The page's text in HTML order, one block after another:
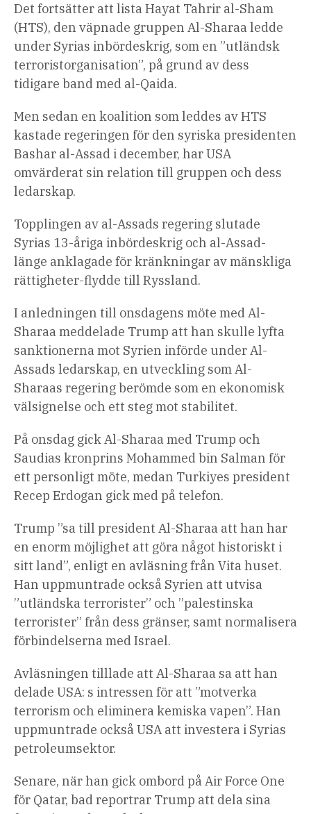
Det fortsätter att lista Hayat Tahrir al-Sham
(HTS), den väpnade gruppen Al-Sharaa ledde
under Syrias inbördeskrig, som en ”utländsk
terroristorganisation”, på grund av dess
tidigare band med al-Qaida.
Men sedan en koalition som leddes av HTS
kastade regeringen för den syriska presidenten
Bashar al-Assad i december, har USA
omvärderat sin relation till gruppen och dess
ledarskap.
Topplingen av al-Assads regering slutade
Syrias 13-åriga inbördeskrig och al-Assad-
länge anklagade för kränkningar av mänskliga
rättigheter-flydde till Ryssland.
I anledningen till onsdagens möte med Al-
Sharaa meddelade Trump att han skulle lyfta
sanktionerna mot Syrien införde under Al-
Assads ledarskap, en utveckling som Al-
Sharaas regering berömde som en ekonomisk
välsignelse och ett steg mot stabilitet.
På onsdag gick Al-Sharaa med Trump och
Saudias kronprins Mohammed bin Salman för
ett personligt möte, medan Turkiyes president
Recep Erdogan gick med på telefon.
Trump ”sa till president Al-Sharaa att han har
en enorm möjlighet att göra något historiskt i
sitt land”, enligt en avläsning från Vita huset.
Han uppmuntrade också Syrien att utvisa
”utländska terrorister” och ”palestinska
terrorister” från dess gränser, samt normalisera
förbindelserna med Israel.
Avläsningen tilllade att Al-Sharaa sa att han
delade USA: s intressen för att ”motverka
terrorism och eliminera kemiska vapen”. Han
uppmuntrade också USA att investera i Syrias
petroleumsektor.
Senare, när han gick ombord på Air Force One
för Qatar, bad reportrar Trump att dela sina